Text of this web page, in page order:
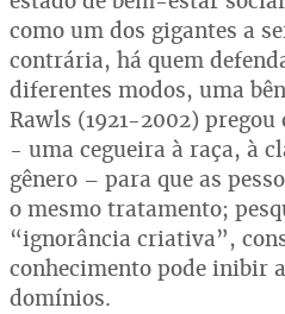
como um dos gigantes a
contrária, há quem
diferentes modos, uma
Rawls (1921-2002)
- uma cegueira à raça, à
gênero – para que as
o mesmo tratamento;
“ignorância criativa”,
conhecimento pode inibir
domínios.